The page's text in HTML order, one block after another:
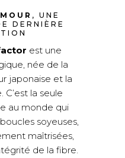
, UNE
DERNIÈRE
est une
née de la
japonaise et la
C’est la seule
au monde qui
soyeuses,
maîtrisées,
de la fibre.